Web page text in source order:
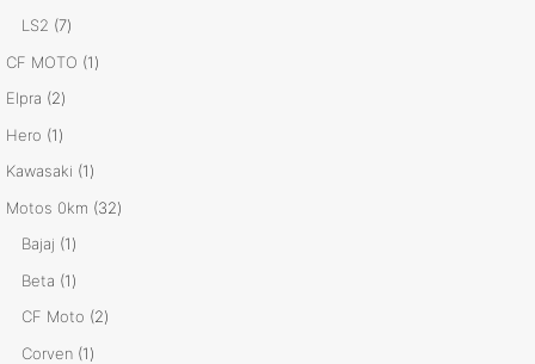
LS2 77
productos
CF MOTO 11
Elpra 22
productos
Hero 11
producto
Kawasaki 11
producto
Motos 0km 3232
Bajaj 11
producto
Beta 11
producto
CF Moto 22
Corven 11